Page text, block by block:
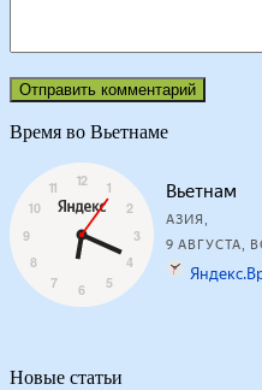
Время во Вьетнаме
Новые статьи